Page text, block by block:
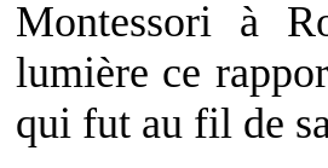
Montessori à
lumière ce
qui fut au fil de